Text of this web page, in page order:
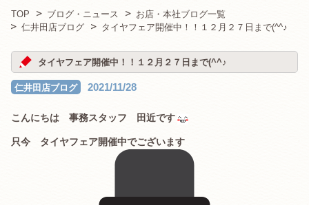
TOP ブログ・ニュース
お店・本社ブログ一覧
仁井田店ブログ
タイヤフェア開催中！！１２月２７日まで(^^♪
タイヤフェア開催中！！１２月２７日まで(^^♪
仁井田店ブログ 2021/11/28
こんにちは 事務スタッフ 田近です
只今 タイヤフェア開催中でございます